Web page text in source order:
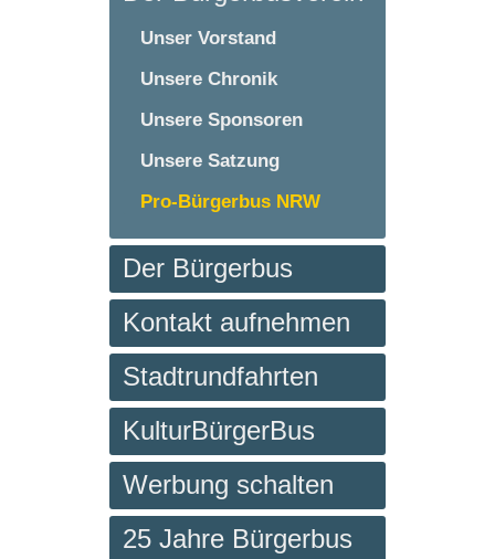
Unser Vorstand
Unsere Chronik
Unsere Sponsoren
Unsere Satzung
Pro-Bürgerbus NRW
Der Bürgerbus
Kontakt aufnehmen
Stadtrundfahrten
KulturBürgerBus
Werbung schalten
25 Jahre Bürgerbus